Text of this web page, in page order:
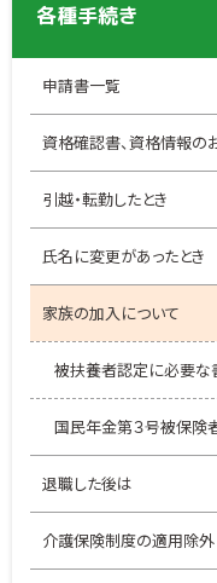
各種手続き
申請書一覧
資格確認書、資格情報の
引越・転勤したとき
氏名に変更があったとき
家族の加入について
被扶養者認定に必要な
国民年金第３号被保険
退職した後は
介護保険制度の適用除外